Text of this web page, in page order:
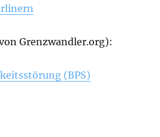
Grenzwandler.org):
(BPS)